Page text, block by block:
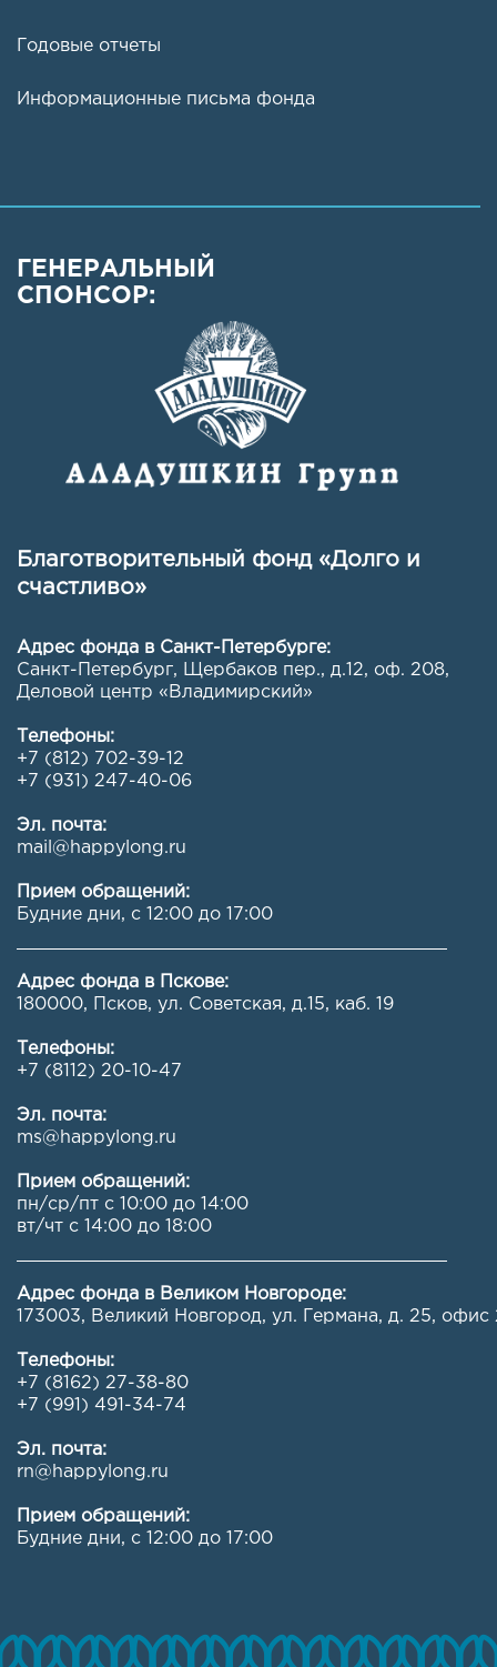
Годовые отчеты
Информационные письма фонда
ГЕНЕРАЛЬНЫЙ
СПОНСОР:
Благотворительный фонд «Долго и
счастливо»
Адрес фонда в Санкт-Петербурге:
Санкт-Петербург, Щербаков пер., д.12, оф. 208,
Деловой центр «Владимирский»
Телефоны:
+7 (812) 702-39-12
+7 (931) 247-40-06
Эл. почта:
mail@happylong.ru
Прием обращений:
Будние дни, с 12:00 до 17:00
Адрес фонда в Пскове:
180000, Псков, ул. Советская, д.15, каб. 19
Телефоны:
+7 (8112) 20-10-47
Эл. почта:
ms@happylong.ru
Прием обращений:
пн/ср/пт с 10:00 до 14:00
вт/чт с 14:00 до 18:00
Адрес фонда в Великом Новгороде:
173003, Великий Новгород, ул. Германа, д. 25, офис
Телефоны:
+7 (8162) 27-38-80
+7 (991) 491-34-74
Эл. почта:
rn@happylong.ru
Прием обращений:
Будние дни, с 12:00 до 17:00